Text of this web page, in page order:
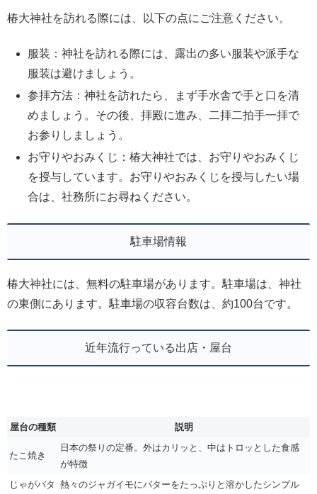
椿大神社を訪れる際には、以下の点にご注意ください。
服装：神社を訪れる際には、露出の多い服装や派手な
服装は避けましょう。
参拝方法：神社を訪れたら、まず手水舎で手と口を清
めましょう。その後、拝殿に進み、二拝二拍手一拝で
お参りしましょう。
お守りやおみくじ：椿大神社では、お守りやおみくじ
を授与しています。お守りやおみくじを授与したい場
合は、社務所にお尋ねください。
駐車場情報
椿大神社には、無料の駐車場があります。駐車場は、神社
の東側にあります。駐車場の収容台数は、約100台です。
近年流行っている出店・屋台
屋台の種類 説明
たこ焼き
日本の祭りの定番。外はカリッと、中はトロッとした食感
が特徴
じゃがバタ 熱々のジャガイモにバターをたっぷりと溶かしたシンプル